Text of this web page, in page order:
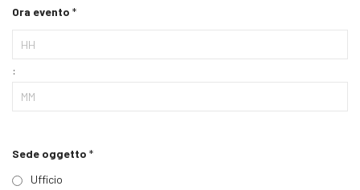
Ora evento *
:
Sede oggetto *
Ufficio